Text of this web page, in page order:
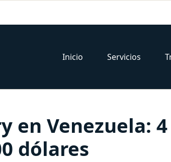
Inicio Servicios
en Venezuela:
dólares